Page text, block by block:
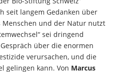
seit langem Gedanken über
und der Natur nutzt
sei dringend
über die enormen
verursachen, und die
gelingen kann. Von Marcus